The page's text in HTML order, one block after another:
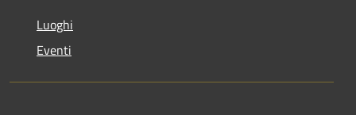
Luoghi
Eventi